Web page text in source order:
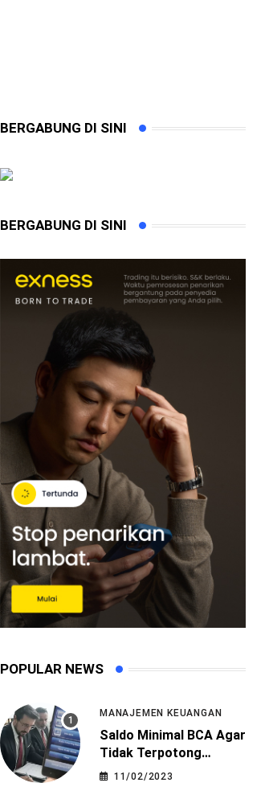
BERGABUNG DI SINI
BERGABUNG DI SINI
POPULAR NEWS
MANAJEMEN KEUANGAN
Saldo Minimal BCA Agar
Tidak Terpotong
Administrasi
11/02/2023